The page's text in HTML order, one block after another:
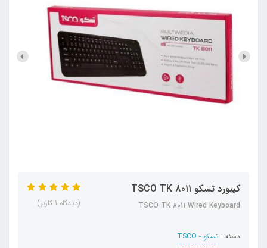
کیبورد تسکو TSCO TK 8011
TSCO TK 8011 Wired Keyboard
دسته : تسکو - TSCO
(دیدگاه 1 کاربر)